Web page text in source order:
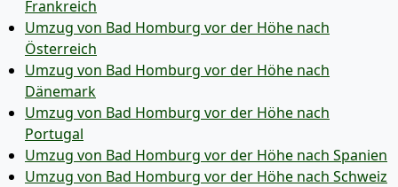
Frankreich
Umzug von Bad Homburg vor der Höhe nach
Österreich
Umzug von Bad Homburg vor der Höhe nach
Dänemark
Umzug von Bad Homburg vor der Höhe nach
Portugal
Umzug von Bad Homburg vor der Höhe nach Spanien
Umzug von Bad Homburg vor der Höhe nach Schweiz